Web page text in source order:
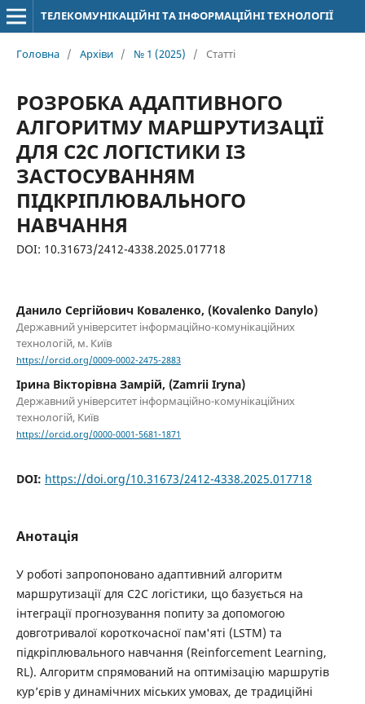
ТЕЛЕКОМУНІКАЦІЙНІ ТА ІНФОРМАЦІЙНІ ТЕХНОЛОГІЇ
Головна / Архіви / № 1 (2025) / Статті
РОЗРОБКА АДАПТИВНОГО
АЛГОРИТМУ МАРШРУТИЗАЦІЇ
ДЛЯ C2C ЛОГІСТИКИ ІЗ
ЗАСТОСУВАННЯМ
ПІДКРІПЛЮВАЛЬНОГО
НАВЧАННЯ
DOI: 10.31673/2412-4338.2025.017718
Данило Сергійович Коваленко, (Kovalenko Danylo)
Державний університет інформаційно-комунікаційних
технологій, м. Київ
https://orcid.org/0009-0002-2475-2883
Ірина Вікторівна Замрій, (Zamrii Iryna)
Державний університет інформаційно-комунікаційних
технологій, Київ
https://orcid.org/0000-0001-5681-1871
DOI: https://doi.org/10.31673/2412-4338.2025.017718
Анотація
У роботі запропоновано адаптивний алгоритм
маршрутизації для C2C логістики, що базується на
інтеграції прогнозування попиту за допомогою
довготривалої короткочасної пам'яті (LSTM) та
підкріплювального навчання (Reinforcement Learning,
RL). Алгоритм спрямований на оптимізацію маршрутів
кур’єрів у динамічних міських умовах, де традиційні